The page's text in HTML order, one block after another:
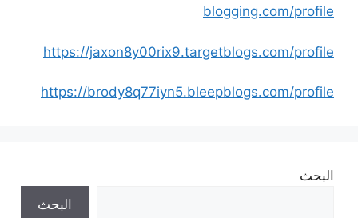
blogging.com/profile
https://jaxon8y00rix9.targetblogs.com/profile
https://brody8q77iyn5.bleepblogs.com/profile
البحث
البحث